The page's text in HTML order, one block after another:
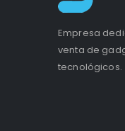
Empresa
venta de
tecnológicos.